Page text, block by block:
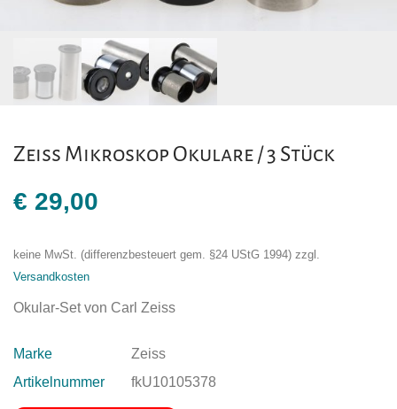
Zeiss Mikroskop Okulare / 3 Stück
€ 29,00
keine MwSt. (differenzbesteuert gem. §24 UStG 1994) zzgl.
Versandkosten
Okular-Set von Carl Zeiss
Marke
Zeiss
Artikelnummer
fkU10105378